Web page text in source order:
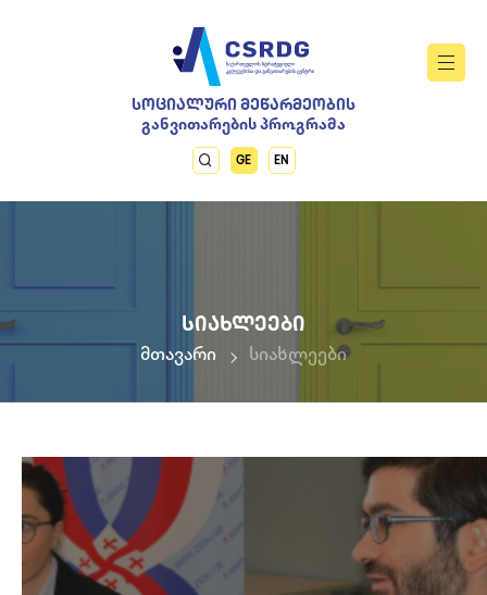
ᲡᲝᲪᲘᲐᲚᲣᲠᲘ ᲛᲔᲬᲐᲠᲛᲔᲝᲑᲘᲡ
განვითარების პროგრამა
GE EN
ᲡᲘᲐᲮᲚᲔᲔᲑᲘ
მთავარი სიახლეები